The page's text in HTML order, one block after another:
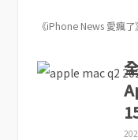
《iPhone News 愛瘋